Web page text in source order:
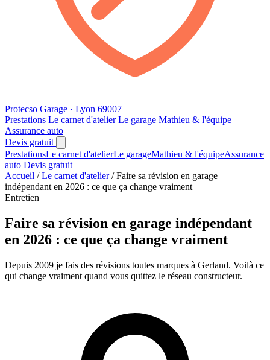
Protecso Garage · Lyon 69007
Prestations Le carnet d'atelierLe garage Mathieu & l'équipe
Assurance auto
Devis gratuit
PrestationsLe carnet d'atelierLe garageMathieu & l'équipeAssurance
auto Devis gratuit
Accueil / Le carnet d'atelier / Faire sa révision en garage
indépendant en 2026 : ce que ça change vraiment
Entretien
Faire sa révision en garage indépendant
en 2026 : ce que ça change vraiment
Depuis 2009 je fais des révisions toutes marques à Gerland. Voilà ce
qui change vraiment quand vous quittez le réseau constructeur.